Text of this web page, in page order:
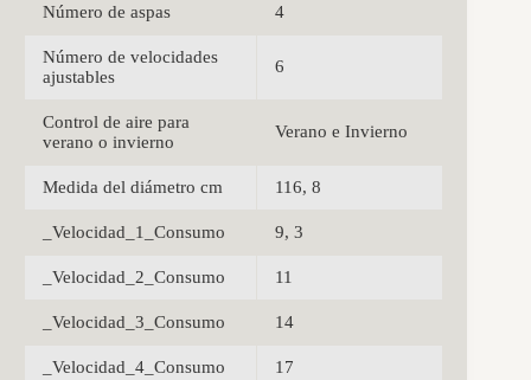
Número de aspas 4
Número de velocidades
ajustables
6
Control de aire para
verano o invierno
Verano e Invierno
Medida del diámetro cm 116, 8
_Velocidad_1_Consumo 9, 3
_Velocidad_2_Consumo 11
_Velocidad_3_Consumo 14
_Velocidad_4_Consumo 17